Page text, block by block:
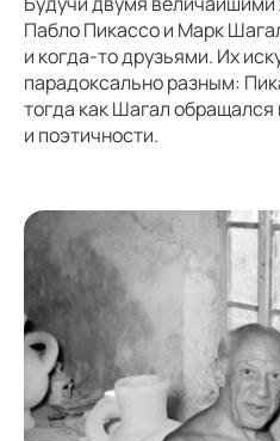
Пабло Пикассо и Марк
и когда-то друзьями. Их
парадоксально разным:
тогда как Шагал обращался
и поэтичности.